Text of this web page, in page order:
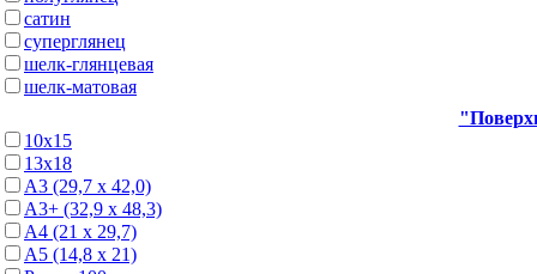
сатин
суперглянец
шелк-глянцевая
шелк-матовая
10х15
13х18
А3 (29,7 х 42,0)
А3+ (32,9 х 48,3)
А4 (21 х 29,7)
А5 (14,8 х 21)